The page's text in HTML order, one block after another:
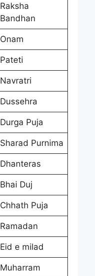
Raksha
Bandhan
Onam
Pateti
Navratri
Dussehra
Durga Puja
Sharad Purnima
Dhanteras
Bhai Duj
Chhath Puja
Ramadan
Eid e milad
Muharram